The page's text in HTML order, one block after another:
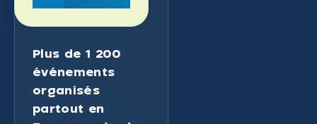
Plus de 1 200
événements
organisés
partout en